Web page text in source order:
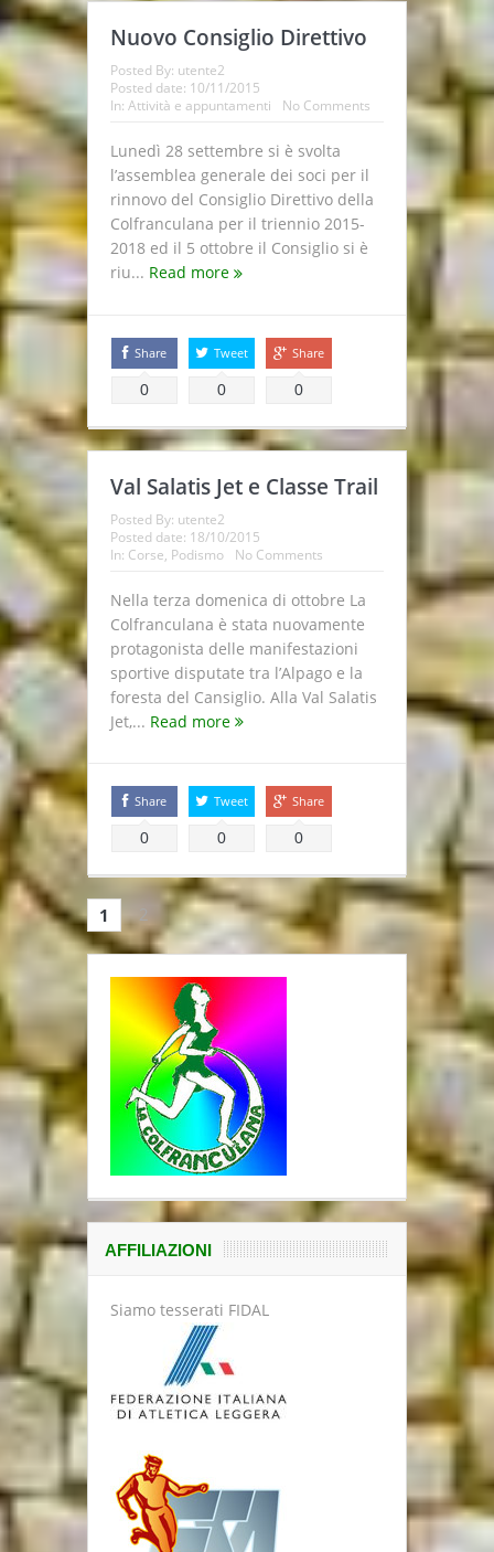
Nuovo Consiglio Direttivo
Posted By: utente2
Posted date: 10/11/2015
In: Attività e appuntamenti No Comments
Lunedì 28 settembre si è svolta
l’assemblea generale dei soci per il
rinnovo del Consiglio Direttivo della
Colfranculana per il triennio 2015-
2018 ed il 5 ottobre il Consiglio si è
riu... Read more
Share
0
Tweet
0
Share
0
Val Salatis Jet e Classe Trail
Posted By: utente2
Posted date: 18/10/2015
In: Corse, Podismo No Comments
Nella terza domenica di ottobre La
Colfranculana è stata nuovamente
protagonista delle manifestazioni
sportive disputate tra l’Alpago e la
foresta del Cansiglio. Alla Val Salatis
Jet,... Read more
Share
0
Tweet
0
Share
0
1 2
AFFILIAZIONI
Siamo tesserati FIDAL